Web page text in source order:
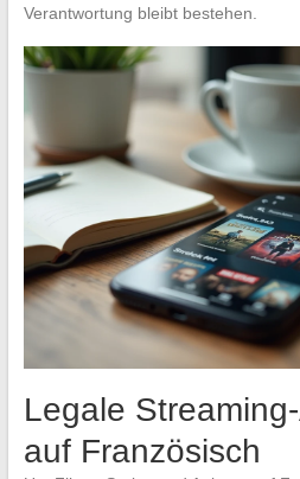
Verantwortung bleibt bestehen.
Legale
auf Französisch